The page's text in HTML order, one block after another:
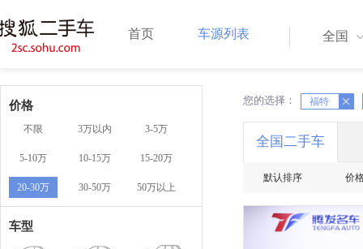
首页 车源列表 全国
价格
不限 3万以内 3-5万
5-10万 10-15万 15-20万
20-30万 30-50万 50万以上
车型
您的选择： 福特
X X
全国二手车
默认排序 价
一口